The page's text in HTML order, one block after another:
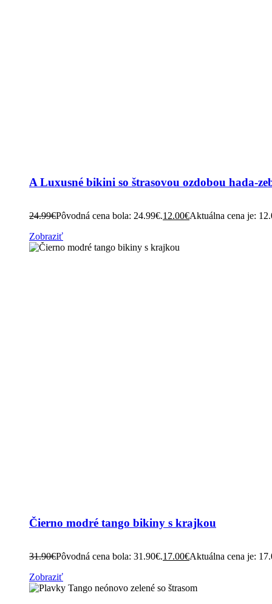
A Luxusné bikini so štrasovou ozdobou hada-
24.99€Pôvodná cena bola: 24.99€.12.00€Aktuálna cena je:
Zobraziť
Čierno modré tango bikiny s krajkou
31.90€Pôvodná cena bola: 31.90€.17.00€Aktuálna cena je:
Zobraziť